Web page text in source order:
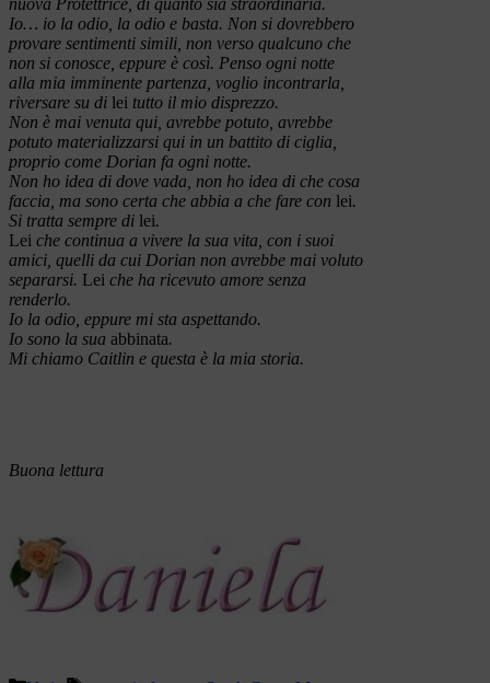
nuova Protettrice, di quanto sia straordinaria.
Io… io la odio, la odio e basta. Non si dovrebbero
provare sentimenti simili, non verso qualcuno che
non si conosce, eppure è così. Penso ogni notte
alla mia imminente partenza, voglio incontrarla,
riversare su di lei tutto il mio disprezzo.
Non è mai venuta qui, avrebbe potuto, avrebbe
potuto materializzarsi qui in un battito di ciglia,
proprio come Dorian fa ogni notte.
Non ho idea di dove vada, non ho idea di che cosa
faccia, ma sono certa che abbia a che fare con lei.
Si tratta sempre di lei.
Lei che continua a vivere la sua vita, con i suoi
amici, quelli da cui Dorian non avrebbe mai voluto
separarsi. Lei che ha ricevuto amore senza
renderlo.
Io la odio, eppure mi sta aspettando.
Io sono la sua abbinata.
Mi chiamo Caitlin e questa è la mia storia.
Buona lettura